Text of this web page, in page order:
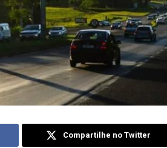
Compartilhe no Twitter